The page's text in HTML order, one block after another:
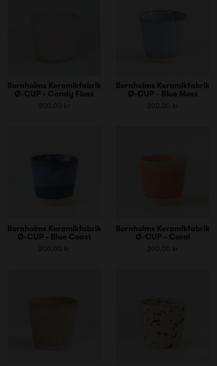
Bornholms Keramikfabrik
Ø-CUP - Candy Floss
200,00 kr
Bornholms Keramikfabrik
Ø-CUP - Blue Moss
200,00 kr
Bornholms Keramikfabrik
Ø-CUP - Blue Coast
200,00 kr
Bornholms Keramikfabrik
Ø-CUP - Coral
200,00 kr